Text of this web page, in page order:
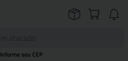
Informe seu CEP